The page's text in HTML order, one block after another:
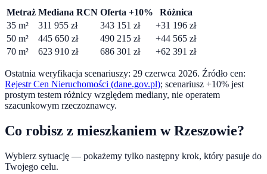
Metraż Mediana RCN Oferta +10%
Różnica
35 m² 311 955 zł 343 151 zł +31 196 zł
50 m² 445 650 zł 490 215 zł +44 565 zł
70 m² 623 910 zł 686 301 zł +62 391 zł
Ostatnia weryfikacja scenariuszy: 29 czerwca 2026. Źródło cen:
Rejestr Cen Nieruchomości (dane.gov.pl); scenariusz +10% jest
prostym testem różnicy względem mediany, nie operatem
szacunkowym rzeczoznawcy.
Co robisz z mieszkaniem wRzeszowie?
Wybierz sytuację — pokażemy tylko następny krok, który pasuje do
Twojego celu.